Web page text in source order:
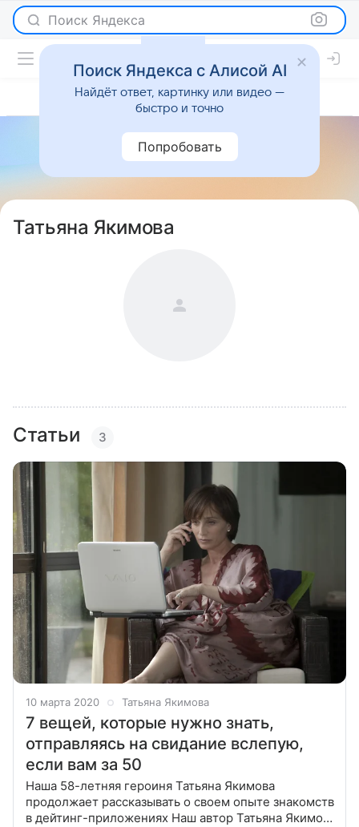
Поиск Яндекса
Татьяна Якимова
Статьи 3
10 марта 2020 Татьяна Якимова
7 вещей, которые нужно знать,
отправляясь на свидание вслепую,
если вам за 50
Наша 58-летняя героиня Татьяна Якимова
продолжает рассказывать о своем опыте знакомств
в дейтинг-приложениях Наш автор Татьяна Якимова
Поиск Яндекса с Алисой AI
Найдёт ответ, картинку или видео —
быстро и точно
Попробовать